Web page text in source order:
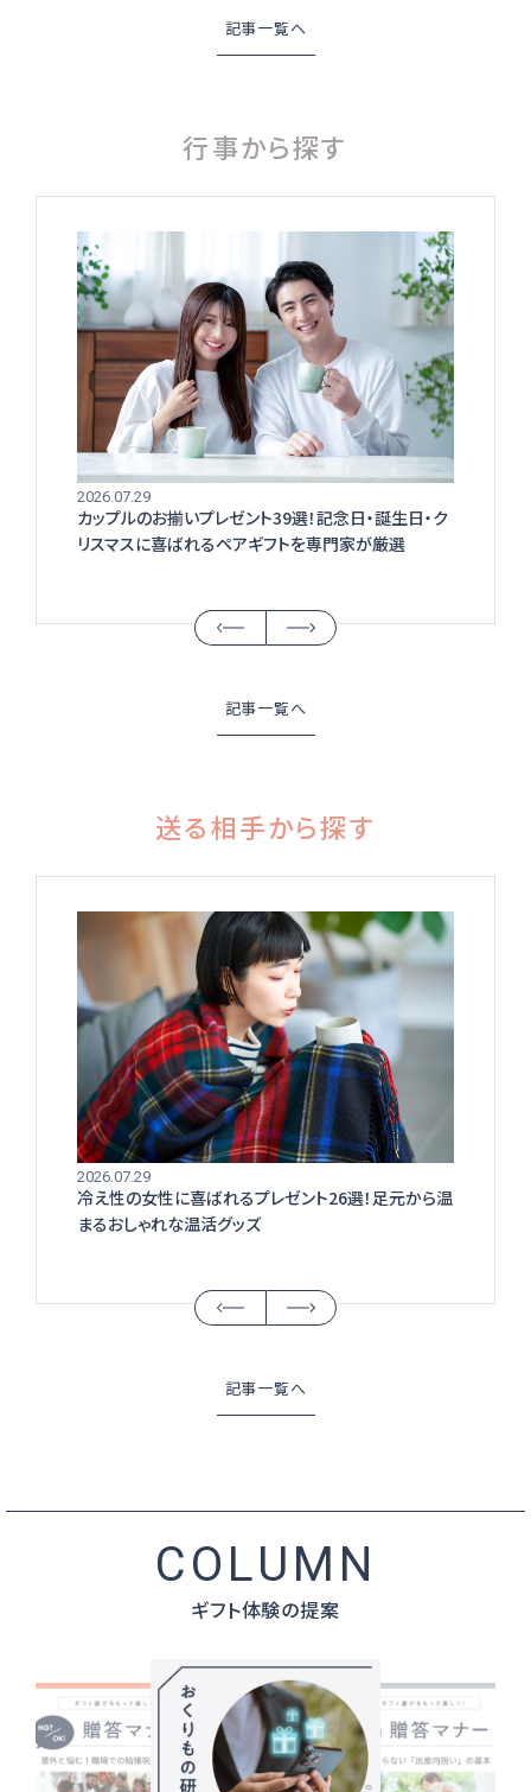
記事一覧へ
行事から探す
2026.07.29
カップルのお揃いプレゼント39選！記念日・誕生日・ク
リスマスに喜ばれるペアギフトを専門家が厳選
記事一覧へ
送る相手から探す
2026.07.29
冷え性の女性に喜ばれるプレゼント26選！足元から温
まるおしゃれな温活グッズ
記事一覧へ
ギフト体験の提案